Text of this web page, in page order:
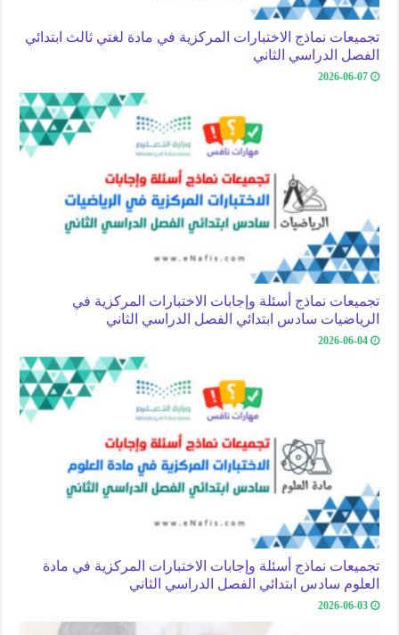
تجميعات نماذج الاختبارات المركزية في مادة لغتي ثالث ابتدائي
الفصل الدراسي الثاني
2026-06-07
تجميعات نماذج أسئلة وإجابات الاختبارات المركزية في
الرياضيات سادس ابتدائي الفصل الدراسي الثاني
2026-06-04
تجميعات نماذج أسئلة وإجابات الاختبارات المركزية في مادة
العلوم سادس ابتدائي الفصل الدراسي الثاني
2026-06-03